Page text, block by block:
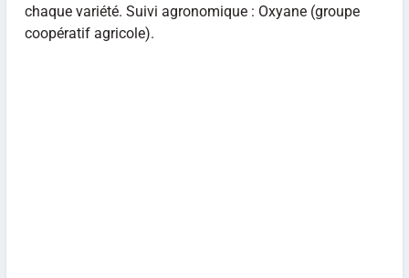
chaque variété. Suivi agronomique : Oxyane (groupe
coopératif agricole).